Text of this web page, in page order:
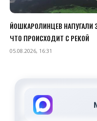
ЙОШКАРОЛИНЦЕВ НАПУГАЛИ
ЧТО ПРОИСХОДИТ С РЕКОЙ
05.08.2026, 16:31